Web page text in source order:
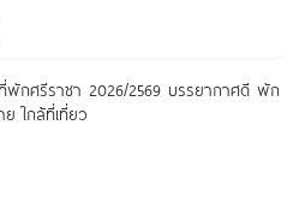
พักศรีราชา 2026/2569 บรรยากาศดี พัก
ย ใกล้ที่เที่ยว